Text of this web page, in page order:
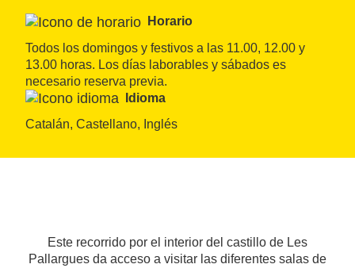
Horario
Todos los domingos y festivos a las 11.00, 12.00 y
13.00 horas. Los días laborables y sábados es
necesario reserva previa.
Idioma
Catalán, Castellano, Inglés
Este recorrido por el interior del castillo de Les
Pallargues da acceso a visitar las diferentes salas de